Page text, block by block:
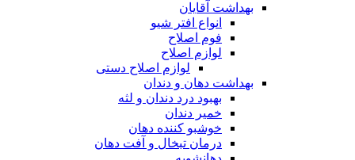
بهداشت آقایان
انواع افتر شیو
فوم اصلاح
لوازم اصلاح
لوازم اصلاح دستی
بهداشت دهان و دندان
بهبود درد دندان و لثه
خمیر دندان
خوشبو کننده دهان
درمان تبخال و آفت دهان